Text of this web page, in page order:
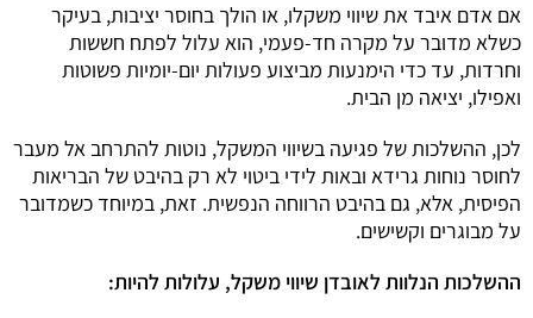
אם אדם איבד את שיווי משקלו, או הולך בחוסר יציבות, בעיקר
כשלא מדובר על מקרה חד-פעמי, הוא עלול לפתח חששות
וחרדות, עד כדי הימנעות מביצוע פעולות יום-יומיות פשוטות
ואפילו, יציאה מן הבית.
לכן, ההשלכות של פגיעה בשיווי המשקל, נוטות להתרחב אל מעבר
לחוסר נוחות גרידא ובאות לידי ביטוי לא רק בהיבט של הבריאות
הפיסית, אלא, גם בהיבט הרווחה הנפשית. זאת, במיוחד כשמדובר
על מבוגרים וקשישים.
ההשלכות הנלוות לאובדן שיווי משקל, עלולות להיות: